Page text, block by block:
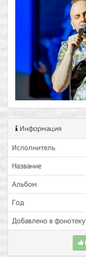
Информация
Исполнитель
Название
Альбом
Год
Добавлено в фонотеку